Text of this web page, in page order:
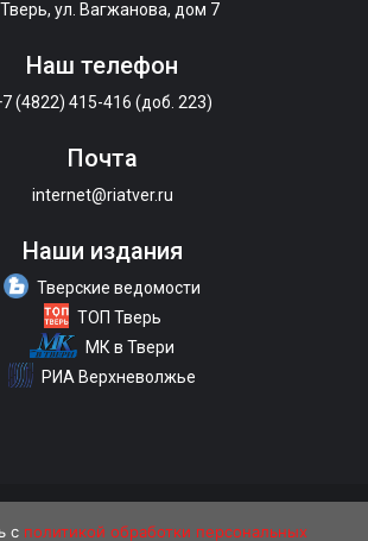
Тверь, ул. Вагжанова, дом 7
Наш телефон
(4822) 415-416 (доб. 223)
Почта
internet@riatver.ru
Наши издания
Тверские ведомости
ТОП Тверь
МК в Твери
РИА Верхневолжье
Политика конфиденциальности
с политикой обработки персональных